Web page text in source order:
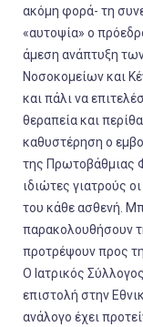
ακόμη φορά- τη
«αυτοψία» ο
άμεση ανάπτυξη
Νοσοκομείων και
και πάλι να
θεραπεία και
καθυστέρηση ο
της Πρωτοβάθμιας
ιδιώτες γιατρούς
του κάθε ασθενή.
παρακολουθήσουν
προτρέψουν προς
Ο Ιατρικός
επιστολή στην
ανάλογο έχει